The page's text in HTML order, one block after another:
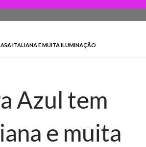
ITALIANA E MUITA ILUMINAÇÃO
Azul tem
e muita